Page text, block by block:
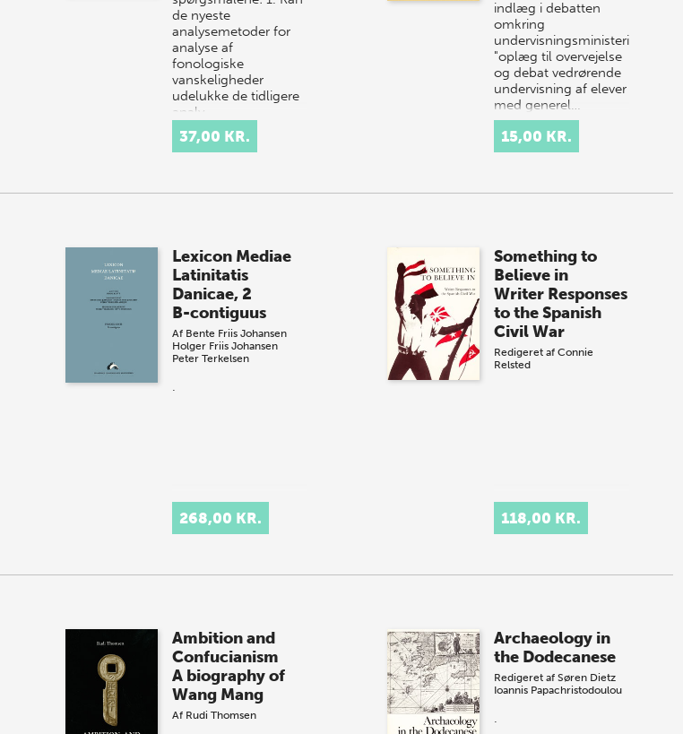
de nyeste
analysemetoder for
analyse af
fonologiske
vanskeligheder
udelukke de tidligere
analy…
37,00 KR.
indlæg i debatten
omkring
undervisningsministeriets
"oplæg til overvejelse
og debat vedrørende
undervisning af elever
med generel…
15,00 KR.
Lexicon Mediae
Latinitatis
Danicae, 2
B-contiguus
Af Bente Friis Johansen
Holger Friis Johansen
Peter Terkelsen
.
268,00 KR.
Something to
Believe in
Writer Responses
to the Spanish
Civil War
Redigeret afConnie
Relsted
118,00 KR.
Ambition and
Confucianism
A biography of
Wang Mang
Af Rudi Thomsen
Archaeology in
the Dodecanese
Redigeret afSøren Dietz
Ioannis Papachristodoulou
.